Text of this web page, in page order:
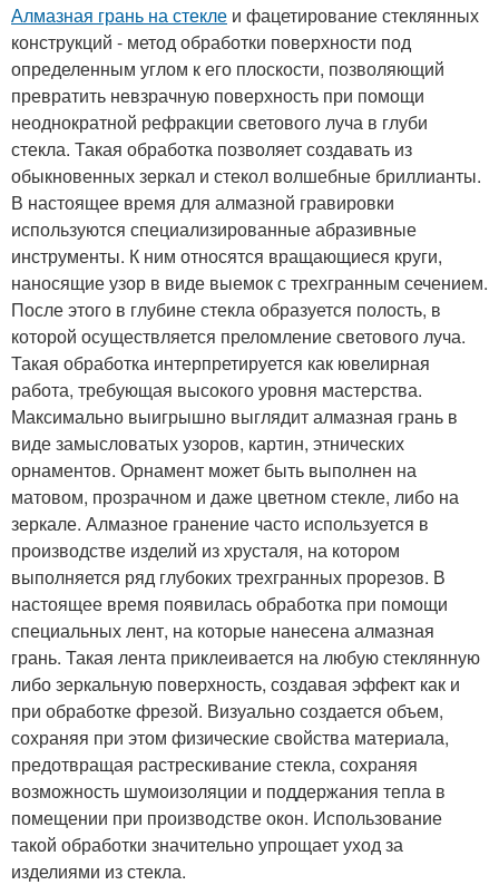
Алмазная грань на стекле и фацетирование стеклянных
конструкций - метод обработки поверхности под
определенным углом к его плоскости, позволяющий
превратить невзрачную поверхность при помощи
неоднократной рефракции светового луча в глуби
стекла. Такая обработка позволяет создавать из
обыкновенных зеркал и стекол волшебные бриллианты.
В настоящее время для алмазной гравировки
используются специализированные абразивные
инструменты. К ним относятся вращающиеся круги,
наносящие узор в виде выемок с трехгранным сечением.
После этого в глубине стекла образуется полость, в
которой осуществляется преломление светового луча.
Такая обработка интерпретируется как ювелирная
работа, требующая высокого уровня мастерства.
Максимально выигрышно выглядит алмазная грань в
виде замысловатых узоров, картин, этнических
орнаментов. Орнамент может быть выполнен на
матовом, прозрачном и даже цветном стекле, либо на
зеркале. Алмазное гранение часто используется в
производстве изделий из хрусталя, на котором
выполняется ряд глубоких трехгранных прорезов. В
настоящее время появилась обработка при помощи
специальных лент, на которые нанесена алмазная
грань. Такая лента приклеивается на любую стеклянную
либо зеркальную поверхность, создавая эффект как и
при обработке фрезой. Визуально создается объем,
сохраняя при этом физические свойства материала,
предотвращая растрескивание стекла, сохраняя
возможность шумоизоляции и поддержания тепла в
помещении при производстве окон. Использование
такой обработки значительно упрощает уход за
изделиями из стекла.